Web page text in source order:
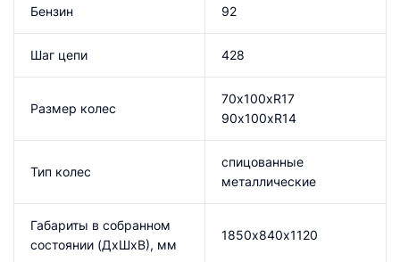
Бензин 92
Шаг цепи 428
Размер колес
70х100хR17
90х100хR14
Тип колес
спицованные
металлические
Габариты в собранном
состоянии (ДхШхВ), мм
1850х840х1120